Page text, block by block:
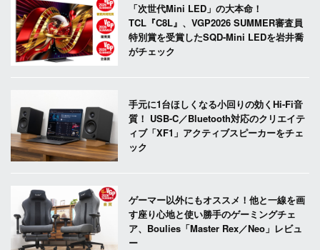
「次世代Mini LED」の大本命！
TCL『C8L』、VGP2026 SUMMER審査員
特別賞を受賞したSQD-Mini LEDを岩井喬
がチェック
手元に1台ほしくなる小回りの効くHi-Fi音
質！ USB-C／Bluetooth対応のクリエイテ
ィブ「XF1」アクティブスピーカーをチェ
ック
ゲーマー以外にもオススメ！他と一線を画
す座り心地と使い勝手のゲーミングチェ
ア、Boulies「Master Rex／Neo」レビュ
ー